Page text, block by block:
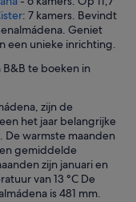
: 7 kamers. Bevindt
Geniet
een unieke inrichting.
B&B te boeken in
zijn de
het jaar belangrijke
warmste maanden
gemiddelde
zijn januari en
van 13 °C De
is 481 mm.